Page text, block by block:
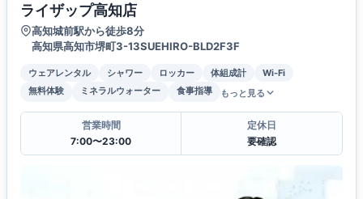
ライザップ高知店
高知城前駅から徒歩8分
高知県高知市堺町3-13SUEHIRO-BLD2F3F
ウェアレンタル シャワー ロッカー 体組成計
Wi-Fi
無料体験
ミネラルウォーター 食事指導 もっと見る
営業時間
7:00〜23:00
定休日
要確認